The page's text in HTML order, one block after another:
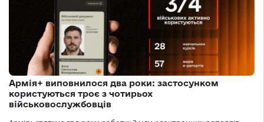
Армія+ виповнилося два роки: застосунком
користуються троє з чотирьох
військовослужбовців